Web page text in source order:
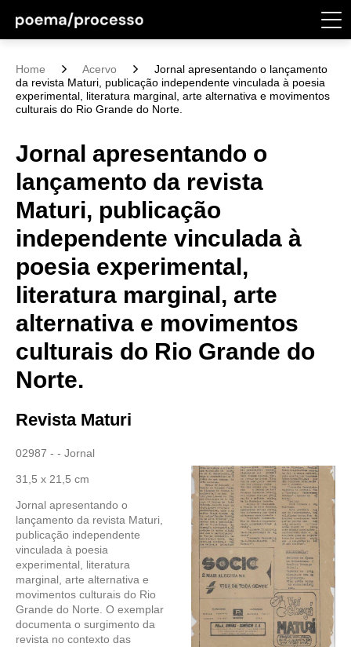
Home Acervo
Jornal apresentando o lançamento
da revista Maturi, publicação independente vinculada à poesia
experimental, literatura marginal, arte alternativa e movimentos
culturais do Rio Grande do Norte.
Jornal apresentando o
lançamento da revista
Maturi, publicação
independente vinculada à
poesia experimental,
literatura marginal, arte
alternativa e movimentos
culturais do Rio Grande do
Norte.
Revista Maturi
02987 - - Jornal
31,5 x 21,5 cm
Jornal apresentando o
lançamento da revista Maturi,
publicação independente
vinculada à poesia
experimental, literatura
marginal, arte alternativa e
movimentos culturais do Rio
Grande do Norte. O exemplar
documenta o surgimento da
revista no contexto das